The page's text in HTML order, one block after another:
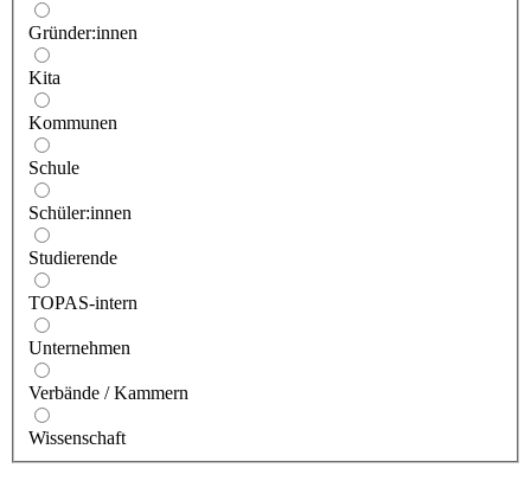
Gründer:innen
Kita
Kommunen
Schule
Schüler:innen
Studierende
TOPAS-intern
Unternehmen
Verbände / Kammern
Wissenschaft